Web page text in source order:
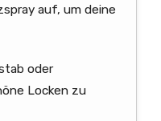
auf, um deine
oder
Locken zu